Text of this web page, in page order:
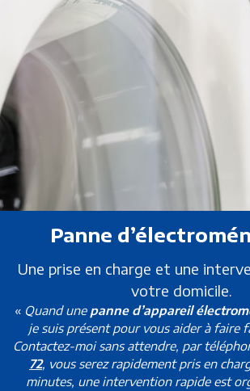
Panne
Une prise en charge et une
votre domicile.
« Quand une panne d’appareil
je suis présent pour vous aider à faire
Contactez-moi sans attendre, par
72, vous serez rapidement pris en
minutes, une intervention rapide est